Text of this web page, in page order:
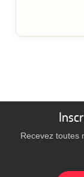
Recevez toutes